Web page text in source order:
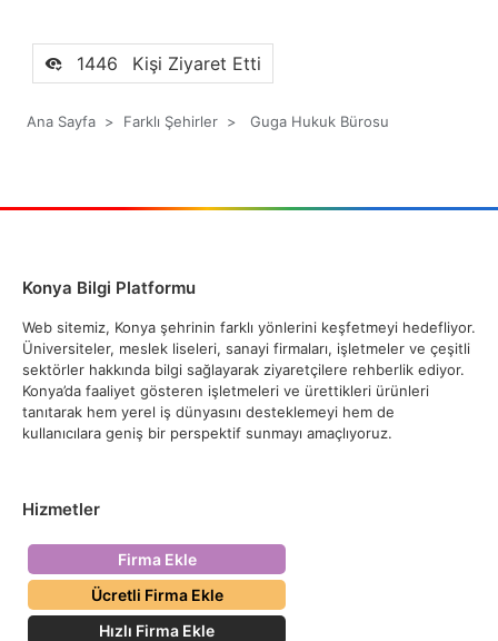
1446 Kişi Ziyaret Etti
Ana Sayfa > Farklı Şehirler > Guga Hukuk Bürosu
Konya Bilgi Platformu
Web sitemiz, Konya şehrinin farklı yönlerini keşfetmeyi hedefliyor.
Üniversiteler, meslek liseleri, sanayi firmaları, işletmeler ve çeşitli
sektörler hakkında bilgi sağlayarak ziyaretçilere rehberlik ediyor.
Konya’da faaliyet gösteren işletmeleri ve ürettikleri ürünleri
tanıtarak hem yerel iş dünyasını desteklemeyi hem de
kullanıcılara geniş bir perspektif sunmayı amaçlıyoruz.
Hizmetler
Firma Ekle
Ücretli Firma Ekle
Hızlı Firma Ekle